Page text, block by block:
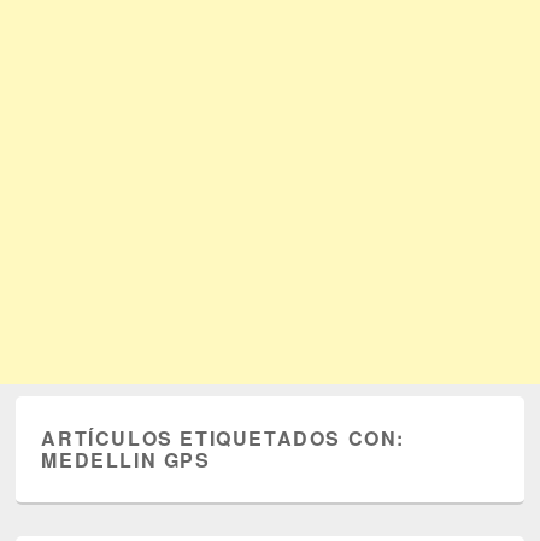
ARTÍCULOS ETIQUETADOS CON:
MEDELLIN GPS